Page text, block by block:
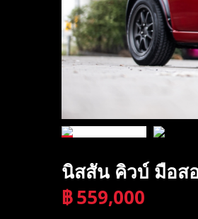
นิสสัน คิวบ์ มือส
฿559,000